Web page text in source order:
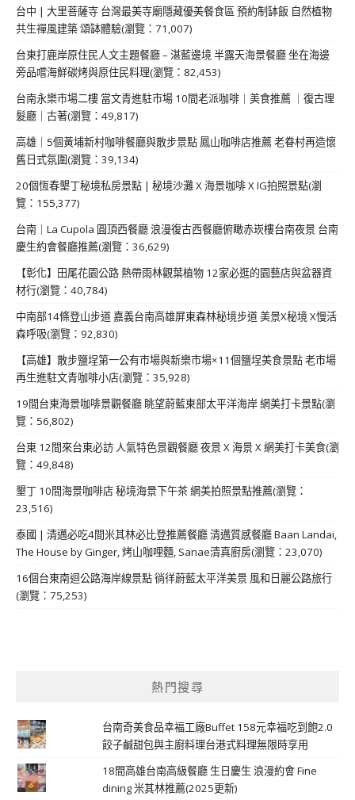
台中 | 大里菩薩寺 台灣最美寺廟隱藏優美餐食區 預約制缽飯 自然植物
共生禪風建築 頌缽體驗(瀏覽：71,007)
台東打鹿岸原住民人文主題餐廳 – 湛藍邊境 半露天海景餐廳 坐在海邊
旁品嚐海鮮碳烤與原住民料理(瀏覽：82,453)
台南永樂市場二樓 當文青進駐市場 10間老派咖啡｜美食推薦 ｜復古理
髮廳｜古著(瀏覽：49,817)
高雄｜5個黃埔新村咖啡餐廳與散步景點 鳳山咖啡店推薦 老眷村再造懷
舊日式氛圍(瀏覽：39,134)
20個恆春墾丁秘境私房景點 | 秘境沙灘 X 海景咖啡 X IG拍照景點(瀏
覽：155,377)
台南｜La Cupola 圓頂西餐廳 浪漫復古西餐廳俯瞰赤崁樓台南夜景 台南
慶生約會餐廳推薦(瀏覽：36,629)
【彰化】田尾花園公路 熱帶雨林觀葉植物 12家必逛的園藝店與盆器資
材行(瀏覽：40,784)
中南部14條登山步道 嘉義台南高雄屏東森林秘境步道 美景X秘境 X慢活
森呼吸(瀏覽：92,830)
【高雄】散步鹽埕第一公有市場與新樂市場×11個鹽埕美食景點 老市場
再生進駐文青咖啡小店(瀏覽：35,928)
19間台東海景咖啡景觀餐廳 眺望蔚藍東部太平洋海岸 網美打卡景點(瀏
覽：56,802)
台東 12間來台東必訪 人氣特色景觀餐廳 夜景 X 海景 X 網美打卡美食(瀏
覽：49,848)
墾丁 10間海景咖啡店 秘境海景下午茶 網美拍照景點推薦(瀏覽：
23,516)
泰國 | 清邁必吃4間米其林必比登推薦餐廳 清邁質感餐廳 Baan Landai,
The House by Ginger, 烤山咖哩麵, Sanae清真廚房(瀏覽：23,070)
16個台東南迴公路海岸線景點 徜徉蔚藍太平洋美景 風和日麗公路旅行
(瀏覽：75,253)
熱門搜尋
台南奇美食品幸福工廠Buffet 158元幸福吃到飽2.0
餃子鹹甜包與主廚料理台港式料理無限時享用
18間高雄台南高級餐廳 生日慶生 浪漫約會 Fine
dining 米其林推薦(2025更新)